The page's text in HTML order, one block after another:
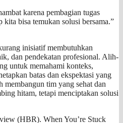
karena pembagian tugas
kita bisa temukan solusi bersama.”
inisiatif membutuhkan
dan pendekatan profesional. Alih-
untuk memahami konteks,
batas dan ekspektasi yang
membangun tim yang sehat dan
hitam, tetapi menciptakan solusi
(HBR). When You’re Stuck